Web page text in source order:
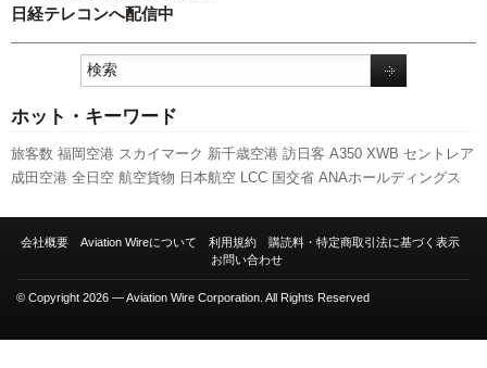
日経テレコンへ配信中
ホット・キーワード
旅客数 福岡空港 スカイマーク 新千歳空港 訪日客 A350 XWB セントレア
成田空港 全日空 航空貨物 日本航空 LCC 国交省 ANAホールディングス
員 発着回数 人事 スターフライヤー 関西空港 羽田空港 エアバス 新型コ
会社概要 Aviation Wireについて 利用規約
購読料・特定商取引法に基づく表示
お問い合わせ
© Copyright 2026 — Aviation Wire Corporation. All Rights Reserved